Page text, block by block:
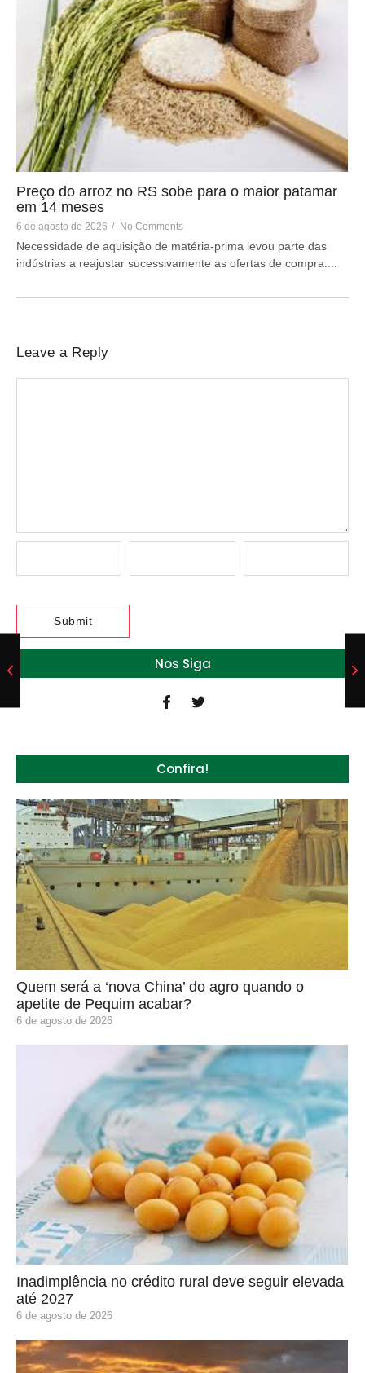
Preço do arroz no RS sobe para o maior patamar
em 14 meses
6 de agosto de 2026 / No Comments
Necessidade de aquisição de matéria-prima levou parte das
indústrias a reajustar sucessivamente as ofertas de compra....
Leave a Reply
Nos Siga
Confira!
Quem será a ‘nova China’ do agro quando o
apetite de Pequim acabar?
6 de agosto de 2026
Inadimplência no crédito rural deve seguir elevada
até 2027
6 de agosto de 2026